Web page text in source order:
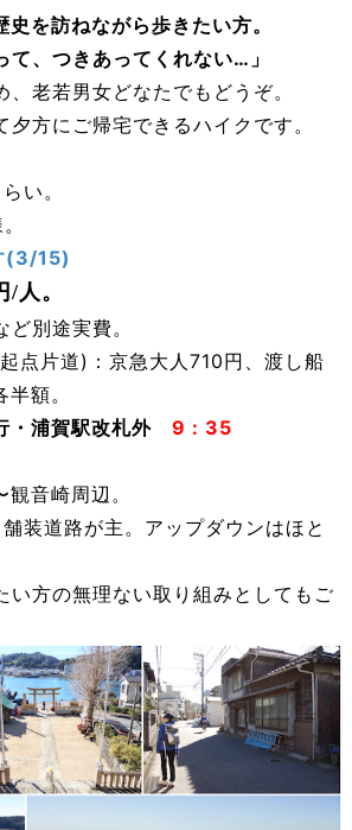
を訪ねながら歩きたい方。
て、つきあってくれない…」
老若男女どなたでもどうぞ。
方にご帰宅できるハイクです。
い。
(3/15)
/人。
別途実費。
点片道)：京急大人710円、渡し船
額。
浦賀駅改札外 9 : 35
観音崎周辺。
装道路が主。アップダウンはほと
方の無理ない取り組みとしてもご